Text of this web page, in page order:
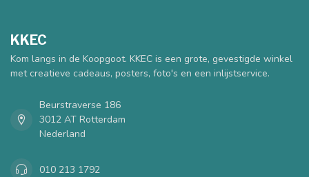
KKEC
Kom langs in de Koopgoot. KKEC is een grote, gevestigde winkel
met creatieve cadeaus, posters, foto's en een inlijstservice.
Beurstraverse 186
3012 AT Rotterdam
Nederland
010 213 1792